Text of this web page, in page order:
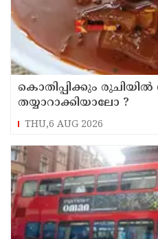
കൊതിപ്പിക്കും രുചിയിൽ
തയ്യാറാക്കിയാലോ ?
THU,6 AUG 2026